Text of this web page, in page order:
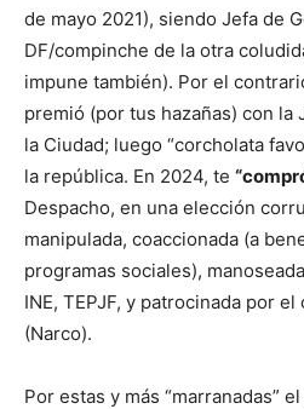
de mayo 2021), siendo Jefa de
DF/compinche de la otra
impune también). Por el
premió (por tus hazañas) con la
la Ciudad; luego “corcholata
la república. En 2024, te
Despacho, en una elección
manipulada, coaccionada (a
programas sociales),
INE, TEPJF, y patrocinada por
(Narco).
Por estas y más “marranadas”